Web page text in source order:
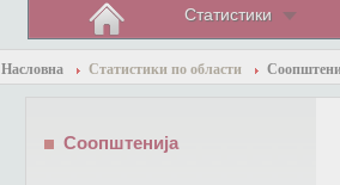
Статистики
Насловна Статистики по области
Соопштенија